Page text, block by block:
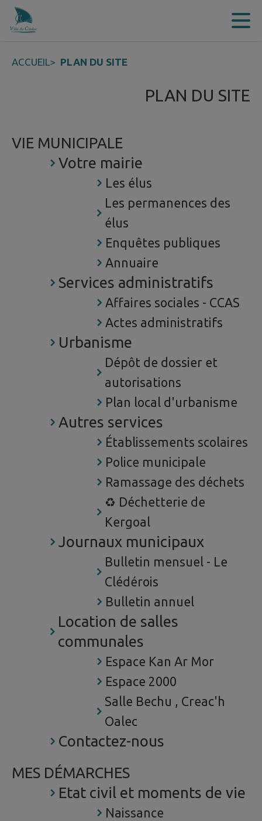
Contenu
ACCUEIL> PLAN DU SITE
PLAN DU SITE
VIE MUNICIPALE
Votre mairie
Les élus
Les permanences des
élus
Enquêtes publiques
Annuaire
Services administratifs
Affaires sociales - CCAS
Actes administratifs
Urbanisme
Dépôt de dossier et
autorisations
Plan local d'urbanisme
Autres services
Établissements scolaires
Police municipale
Ramassage des déchets
♻️ Déchetterie de
Kergoal
Journaux municipaux
Bulletin mensuel - Le
Clédérois
Bulletin annuel
Location de salles
communales
Espace Kan Ar Mor
Espace 2000
Salle Bechu , Creac'h
Oalec
Contactez-nous
MES DÉMARCHES
Etat civil et moments de vie
Naissance